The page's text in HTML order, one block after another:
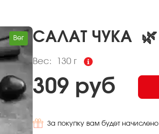
Вег САЛАТ ЧУКА 🌿
Вес: 130 г
223.8 Ккал
309 руб
За покупку вам будет начислено